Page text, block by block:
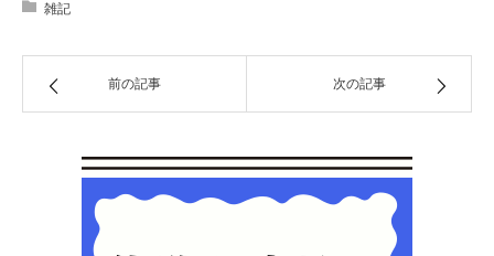
雑記
前の記事 次の記事